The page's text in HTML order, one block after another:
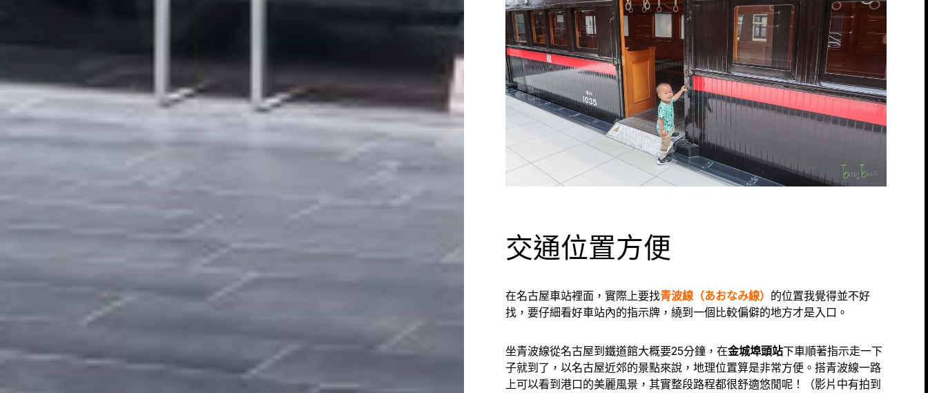
交通位置方便
在名古屋車站裡面，實際上要找青波線（あおなみ線） 的位置我覺得並不好
找，要仔細看好車站內的指示牌，繞到一個比較偏僻的地方才是入口。
坐青波線從名古屋到鐵道館大概要25分鐘，在金城埠頭站下車順著指示走一下
子就到了，以名古屋近郊的景點來說，地理位置算是非常方便。搭青波線一路
上可以看到港口的美麗風景，其實整段路程都很舒適悠閒呢！（影片中有拍到